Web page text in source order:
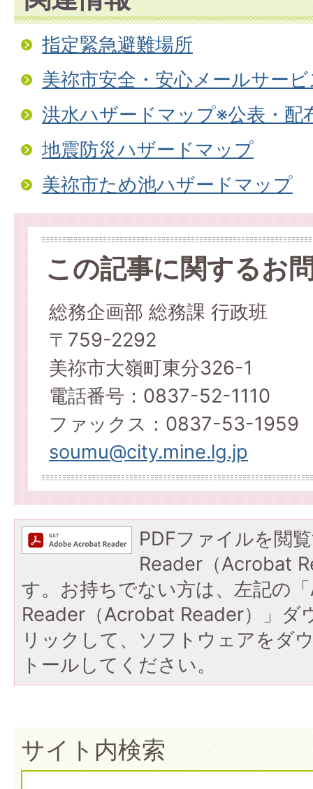
指定緊急避難場所
美祢市安全・安心メールサー
洪水ハザードマップ※公表・配
地震防災ハザードマップ
美祢市ため池ハザードマップ
この記事に関するお
総務企画部 総務課 行政班
〒759-2292
美祢市大嶺町東分326-1
電話番号：0837-52-1110
ファックス：0837-53-1959
soumu@city.mine.lg.jp
PDFファイルを閲
Reader（Acrobat
す。お持ちでない方は、左記の
Reader（Acrobat Reader）」ダ
リックして、ソフトウェアをダ
トールしてください。
サイト内検索